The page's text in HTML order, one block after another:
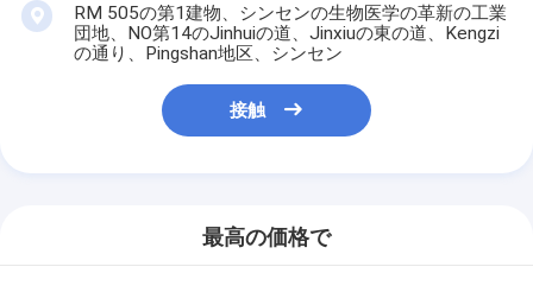
RM 505の第1建物、シンセンの生物医学の革新の工業
団地、NO第14のJinhuiの道、Jinxiuの東の道、Kengzi
の通り、Pingshan地区、シンセン
接触
最高の価格で